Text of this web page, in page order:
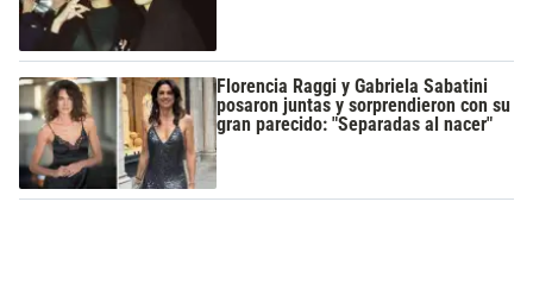
Florencia Raggi y Gabriela Sabatini
posaron juntas y sorprendieron con su
gran parecido: "Separadas al nacer"